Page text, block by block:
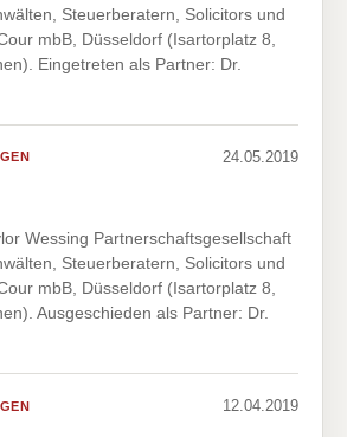
Steuerberatern, Solicitors und
mbB, Düsseldorf (Isartorplatz 8,
Eingetreten als Partner: Dr.
24.05.2019
Wessing Partnerschaftsgesellschaft
Steuerberatern, Solicitors und
mbB, Düsseldorf (Isartorplatz 8,
Ausgeschieden als Partner: Dr.
12.04.2019